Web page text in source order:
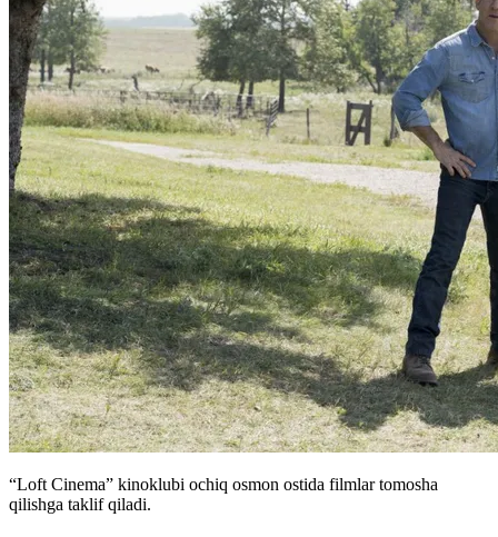
“Loft Cinema” kinoklubi ochiq osmon ostida filmlar tomosha
qilishga taklif qiladi.